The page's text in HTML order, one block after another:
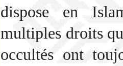
dispose en
multiples droits
occultés ont